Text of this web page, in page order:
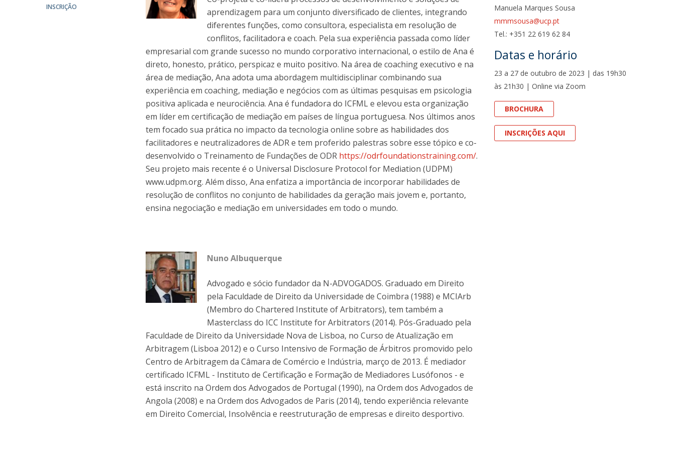
Ofertas de Emprego
INSCRIÇÃO
aprendizagem para um conjunto diversificado de clientes, integrando
diferentes funções, como consultora, especialista em resolução de
conflitos, facilitadora e coach. Pela sua experiência passada como líder
empresarial com grande sucesso no mundo corporativo internacional, o estilo de Ana é
direto, honesto, prático, perspicaz e muito positivo. Na área de coaching executivo e na
área de mediação, Ana adota uma abordagem multidisciplinar combinando sua
experiência em coaching, mediação e negócios com as últimas pesquisas em psicologia
positiva aplicada e neurociência. Ana é fundadora do ICFML e elevou esta organização
em líder em certificação de mediação em países de língua portuguesa. Nos últimos anos
tem focado sua prática no impacto da tecnologia online sobre as habilidades dos
facilitadores e neutralizadores de ADR e tem proferido palestras sobre esse tópico e co-
desenvolvido o Treinamento de Fundações de ODR https://odrfoundationstraining.com/.
Seu projeto mais recente é o Universal Disclosure Protocol for Mediation (UDPM)
www.udpm.org. Além disso, Ana enfatiza a importância de incorporar habilidades de
resolução de conflitos no conjunto de habilidades da geração mais jovem e, portanto,
ensina negociação e mediação em universidades em todo o mundo.
Nuno Albuquerque
Advogado e sócio fundador da N-ADVOGADOS. Graduado em Direito
pela Faculdade de Direito da Universidade de Coimbra (1988) e MCIArb
(Membro do Chartered Institute of Arbitrators), tem também a
Masterclass do ICC Institute for Arbitrators (2014). Pós-Graduado pela
Faculdade de Direito da Universidade Nova de Lisboa, no Curso de Atualização em
Arbitragem (Lisboa 2012) e o Curso Intensivo de Formação de Árbitros promovido pelo
Centro de Arbitragem da Câmara de Comércio e Indústria, março de 2013. É mediador
certificado ICFML - Instituto de Certificação e Formação de Mediadores Lusófonos - e
está inscrito na Ordem dos Advogados de Portugal (1990), na Ordem dos Advogados de
Angola (2008) e na Ordem dos Advogados de Paris (2014), tendo experiência relevante
em Direito Comercial, Insolvência e reestruturação de empresas e direito desportivo.
Manuela Marques Sousa
mmmsousa@ucp.pt
Tel.: +351 22 619 62 84
Datas e horário
23 a 27 de outubro de 2023 | das 19h30
às 21h30 | Online via Zoom
BROCHURA
INSCRIÇÕES AQUI